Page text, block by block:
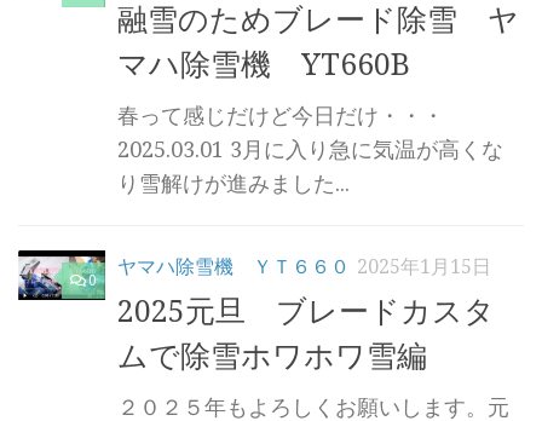
融雪のためブレード除雪 ヤ
マハ除雪機 YT660B
春って感じだけど今日だけ・・・
2025.03.01 3月に入り急に気温が高くな
り雪解けが進みました...
0
ヤマハ除雪機 ＹＴ６６０ 2025年1月15日
2025元旦 ブレードカスタ
ムで除雪ホワホワ雪編
２０２５年もよろしくお願いします。元